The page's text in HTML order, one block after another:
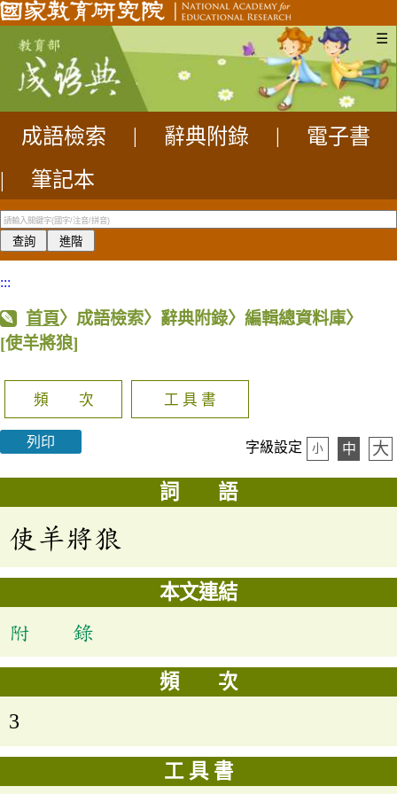
☰
成語檢索 辭典附錄
電子書
|
筆記本
:::
首頁〉成語檢索〉辭典附錄〉編輯總資料庫〉
[使羊將狼]
頻 次 工 具 書
列印 字級設定 小 中 大
詞 語
使羊將狼
本文連結
附 錄
頻 次
3
工 具 書